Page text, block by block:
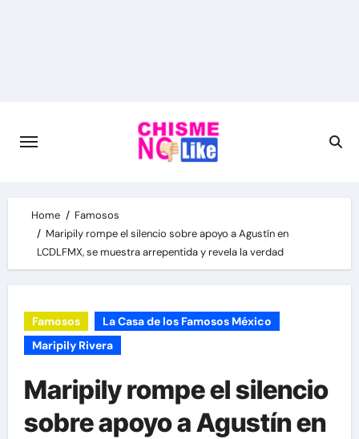
Home
Famosos
Maripily rompe el silencio sobre apoyo a Agustín en
LCDLFMX, se muestra arrepentida y revela la verdad
Famosos
La Casa de los Famosos México
Maripily Rivera
Maripily rompe el silencio
sobre apoyo a Agustín en